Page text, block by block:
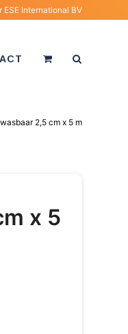
ESE International BV
2,5 cm x 5 m
x 5